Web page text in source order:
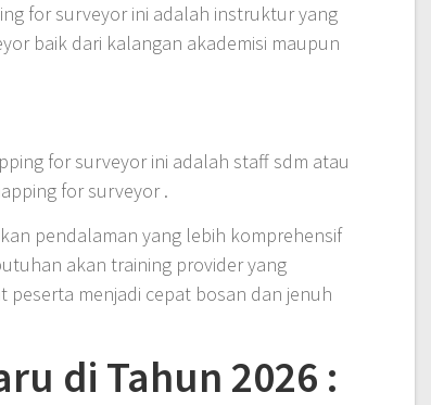
for surveyor ini adalah instruktur yang
baik dari kalangan akademisi maupun
for surveyor ini adalah staff sdm atau
for surveyor .
pendalaman yang lebih komprehensif
akan training provider yang
peserta menjadi cepat bosan dan jenuh
di Tahun 2026 :